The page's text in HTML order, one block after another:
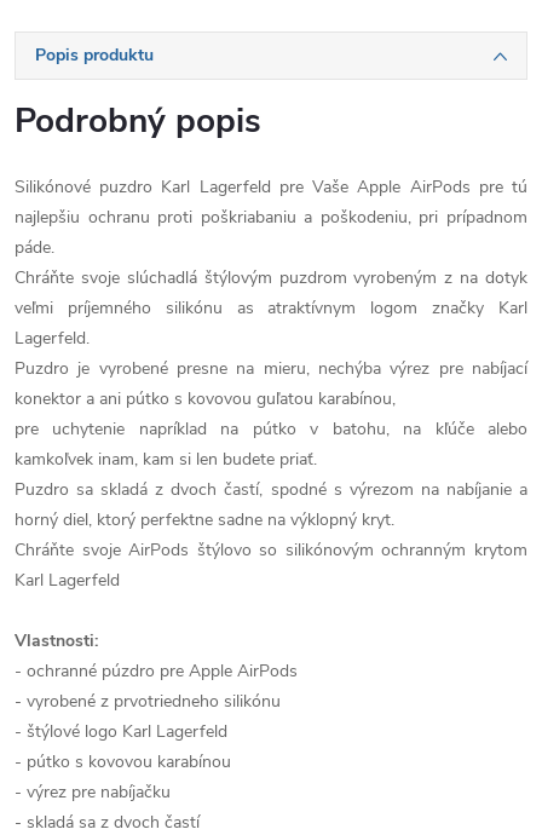
Popis produktu
Podrobný popis
Silikónové puzdro Karl Lagerfeld pre Vaše Apple AirPods pre tú
najlepšiu ochranu proti poškriabaniu a poškodeniu, pri prípadnom
páde.
Chráňte svoje slúchadlá štýlovým puzdrom vyrobeným z na dotyk
veľmi príjemného silikónu as atraktívnym logom značky Karl
Lagerfeld.
Puzdro je vyrobené presne na mieru, nechýba výrez pre nabíjací
konektor a ani pútko s kovovou guľatou karabínou,
pre uchytenie napríklad na pútko v batohu, na kľúče alebo
kamkoľvek inam, kam si len budete priať.
Puzdro sa skladá z dvoch častí, spodné s výrezom na nabíjanie a
horný diel, ktorý perfektne sadne na výklopný kryt.
Chráňte svoje AirPods štýlovo so silikónovým ochranným krytom
Karl Lagerfeld
Vlastnosti:
- ochranné púzdro pre Apple AirPods
- vyrobené z prvotriedneho silikónu
- štýlové logo Karl Lagerfeld
- pútko s kovovou karabínou
- výrez pre nabíjačku
- skladá sa z dvoch častí